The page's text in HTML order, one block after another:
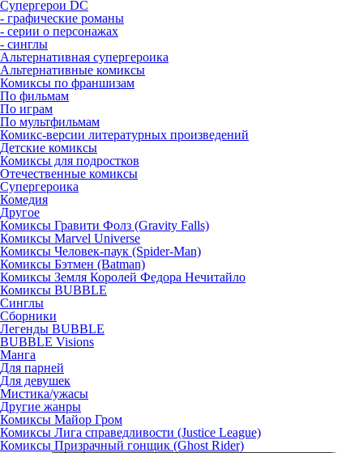
Супергерои DC
- графические романы
- серии о персонажах
- синглы
Альтернативная супергероика
Альтернативные комиксы
Комиксы по франшизам
По фильмам
По играм
По мультфильмам
Комикс-версии литературных произведений
Детские комиксы
Комиксы для подростков
Отечественные комиксы
Супергероика
Комедия
Другое
Комиксы Гравити Фолз (Gravity Falls)
Комиксы Marvel Universe
Комиксы Человек-паук (Spider-Man)
Комиксы Бэтмен (Batman)
Комиксы Земля Королей Федора Нечитайло
Комиксы BUBBLE
Синглы
Сборники
Легенды BUBBLE
BUBBLE Visions
Манга
Для парней
Для девушек
Мистика/ужасы
Другие жанры
Комиксы Майор Гром
Комиксы Лига справедливости (Justice League)
Комиксы Призрачный гонщик (Ghost Rider)